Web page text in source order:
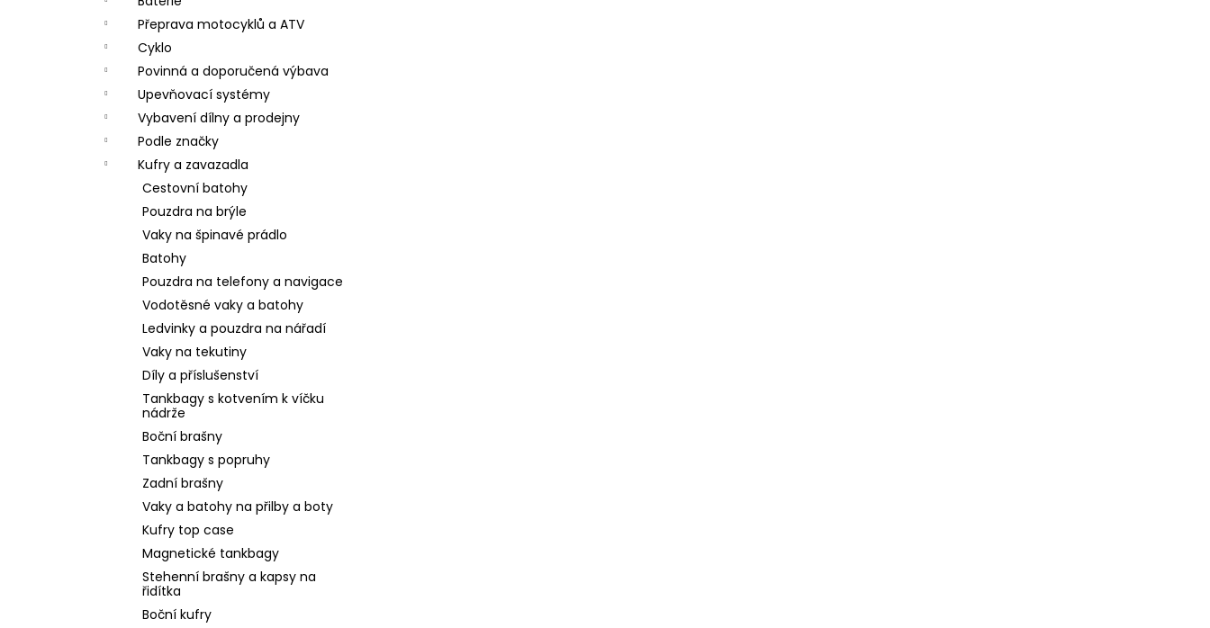
Přeprava motocyklů a ATV
Cyklo
Povinná a doporučená výbava
Upevňovací systémy
Vybavení dílny a prodejny
Podle značky
Kufry a zavazadla
Cestovní batohy
Pouzdra na brýle
Vaky na špinavé prádlo
Batohy
Pouzdra na telefony a navigace
Vodotěsné vaky a batohy
Ledvinky a pouzdra na nářadí
Vaky na tekutiny
Díly a příslušenství
Tankbagy s kotvením k víčku
nádrže
Boční brašny
Tankbagy s popruhy
Zadní brašny
Vaky a batohy na přilby a boty
Kufry top case
Magnetické tankbagy
Stehenní brašny a kapsy na
řidítka
Boční kufry